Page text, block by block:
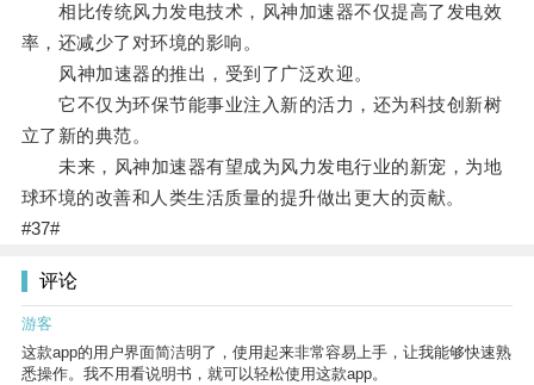
相比传统风力发电技术，风神加速器不仅提高了发电效
率，还减少了对环境的影响。
风神加速器的推出，受到了广泛欢迎。
它不仅为环保节能事业注入新的活力，还为科技创新树
立了新的典范。
未来，风神加速器有望成为风力发电行业的新宠，为地
球环境的改善和人类生活质量的提升做出更大的贡献。
#37#
评论
游客
这款app的用户界面简洁明了，使用起来非常容易上手，让我能够快速熟
悉操作。我不用看说明书，就可以轻松使用这款app。